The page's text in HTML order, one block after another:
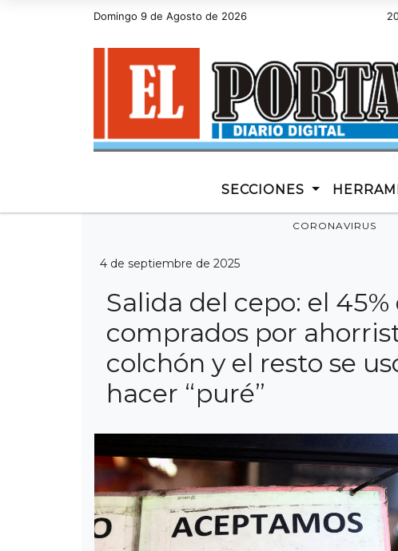
Domingo 9 de Agosto de 2026Hoy es Domingo 9 de Agosto de 2026 y
SECCIONES
CORONAVIRUS
4 de septiembre de 2025
Salida del cepo: el
comprados por
colchón y el resto se
hacer “puré”